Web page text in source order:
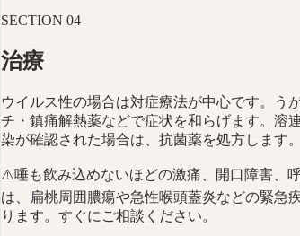
SECTION 04
治療
ウイルス性の場合は対症療法が中心です。う
チ・鎮痛解熱薬などで症状を和らげます。溶
染が確認された場合は、抗菌薬を処方します。
⚠️唾も飲み込めないほどの激痛、開口障害、
は、扁桃周囲膿瘍や急性喉頭蓋炎などの緊急
ります。すぐにご相談ください。